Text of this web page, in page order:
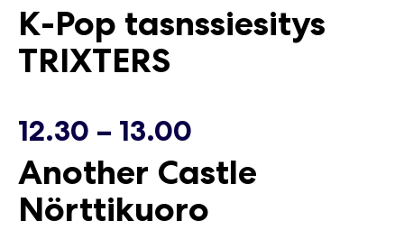
K-Pop tasnssiesitys
TRIXTERS
12.30 – 13.00
Another Castle
Nörttikuoro